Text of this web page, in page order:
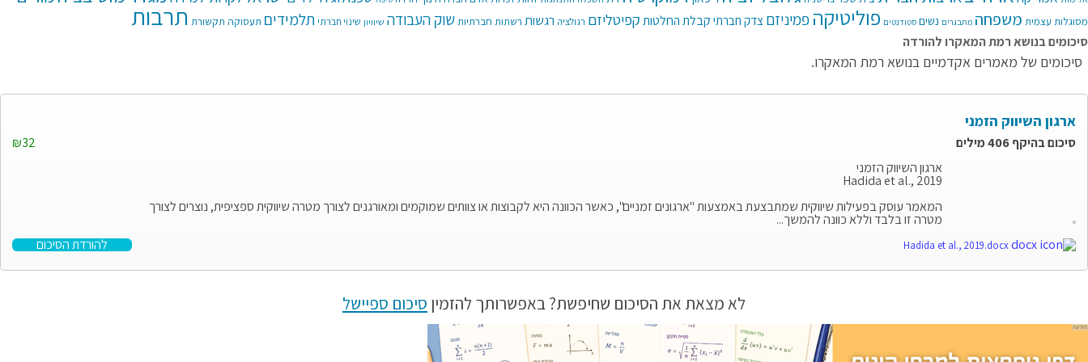
מסוגלות עצמית משפחה מתבגרים נשים סטודנטים פוליטיקה פמיניזם צדק חברתי קבלת החלטותקפיטליזם רגולציה רגשות רשתות חברתיותשוק העבודה שיוויון שינוי חברתי תלמידים תעסוקה תקשורת תרבות
סיכומים בנושא רמת המאקרו להורדה
סיכומים של מאמרים אקדמיים בנושא רמת המאקרו.
ארגון השיווק הזמני
סיכום בהיקף 406 מילים
₪32
ארגון השיווק הזמני
Hadida et al., 2019
המאמר עוסק בפעילות שיווקית שמתבצעת באמצעות "ארגונים זמניים", כאשר הכוונה היא לקבוצות או צוותים שמוקמים ומאורגנים לצורך מטרה שיווקית ספציפית, נוצרים לצורך
מטרה זו בלבד וללא כוונה להמשך...
להורדת הסיכום
לא מצאת את הסיכום שחיפשת? באפשרותך להזמין סיכום ספיישל